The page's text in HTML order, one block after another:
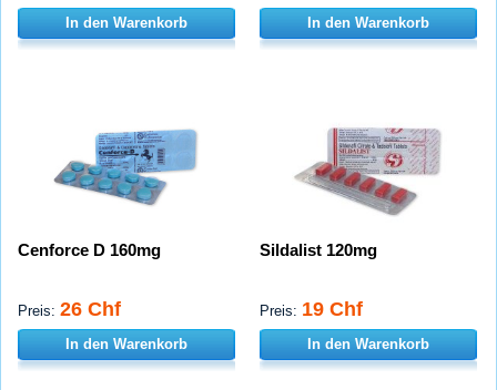
In den Warenkorb In den Warenkorb
Cenforce D 160mg
Preis: 26 Chf
In den Warenkorb
Sildalist 120mg
Preis: 19 Chf
In den Warenkorb